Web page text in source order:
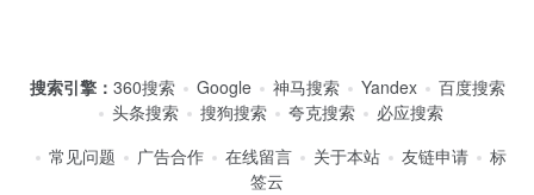
搜索引擎： 360搜索 Google 神马搜索 Yandex
百度搜索
头条搜索
搜狗搜索 夸克搜索
必应搜索
常见问题
广告合作 在线留言 关于本站 友链申请
标
签云